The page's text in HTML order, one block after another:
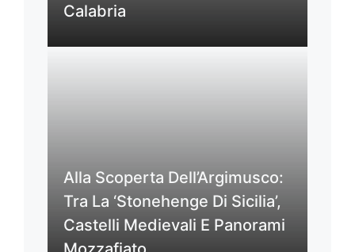
Calabria
Alla Scoperta Dell’Argimusco:
Tra La ‘Stonehenge Di Sicilia’,
Castelli Medievali E Panorami